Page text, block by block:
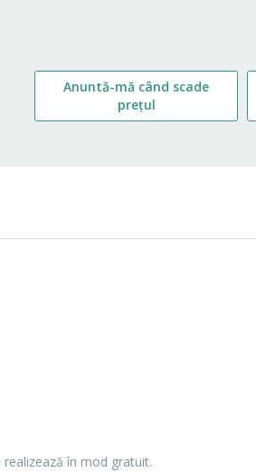
Anuntă-mă când scade
prețul
în mod gratuit.